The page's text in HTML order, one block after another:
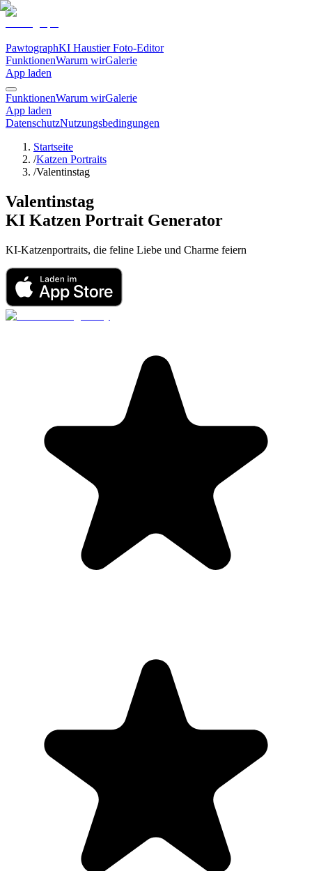
PawtographKI Haustier Foto-Editor
FunktionenWarum wirGalerie
App laden
FunktionenWarum wirGalerie
App laden
DatenschutzNutzungsbedingungen
Startseite
/Katzen Portraits
/Valentinstag
Valentinstag
KI Katzen Portrait Generator
KI-Katzenportraits, die feline Liebe und Charme feiern